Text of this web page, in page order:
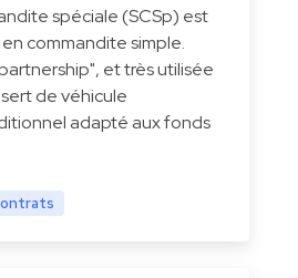
spéciale (SCSp) est
commandite simple.
et très utilisée
de véhicule
adapté aux fonds